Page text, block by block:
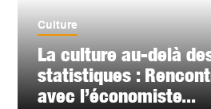
Culture
La culture au-delà
statistiques :
avec l’économiste...